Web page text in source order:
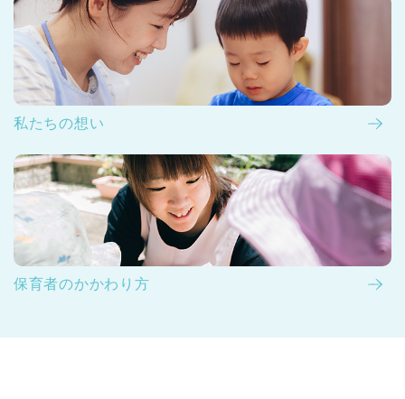
私たちの想い
保育者のかかわり方